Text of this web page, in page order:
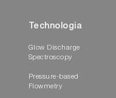
Technologia
Glow Discharge
Spectroscopy
Pressure-based
Flowmetry